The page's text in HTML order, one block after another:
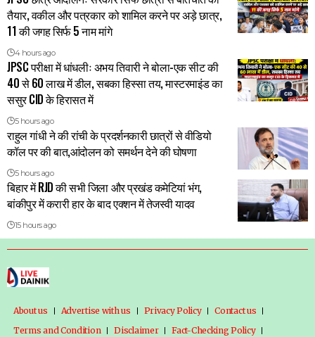
तैयार, वकील और पत्रकार को शामिल करने पर अड़े छात्र,
11 की जगह सिर्फ 5 नाम मांगे
4 hours ago
JPSC परीक्षा में धांधलीः अभय तिवारी ने बोला-एक सीट की
40 से 60 लाख में डील, सबका हिस्सा तय, मास्टरमाइंड का
ससुर CID के हिरासत में
5 hours ago
राहुल गांधी ने की रांची के प्रदर्शनकारी छात्रों से वीडियो
कॉल पर की बात,आंदोलन को समर्थन देने की घोषणा
5 hours ago
बिहार में RJD की सभी जिला और प्रखंड कमेटियां भंग,
बांकीपुर में करारी हार के बाद एक्शन में तेजस्वी यादव
15 hours ago
About us Advertise with us Privacy Policy
Contact us
Terms and Condition
Disclaimer
Fact-Checking Policy